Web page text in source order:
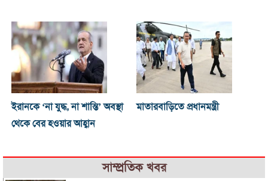
ইরানকে ‘না যুদ্ধ, না শান্তি’ অবস্থা
থেকে বের হওয়ার আহ্বান
মাতারবাড়িতে প্রধানমন্ত্রী
সাম্প্রতিক খবর